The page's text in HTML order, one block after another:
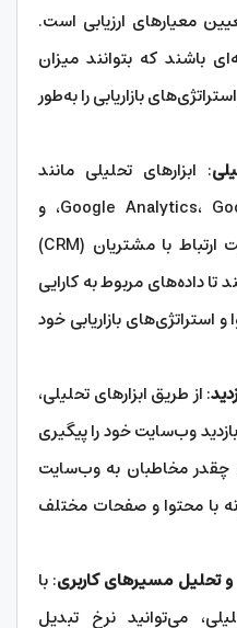
معیارهای ارزیابی است.
باشند که بتوانند میزان
بازاریابی را به‌طور
: ابزارهای تحلیلی مانند
Google Analytics، Google Search Console، و
همچنین ابزارهای مدیریت ارتباط با مشتریان (CRM)
داده‌های مربوط به کارایی
بازاریابی خود
: از طریق ابزارهای تحلیلی،
وب‌سایت خود را پیگیری
مخاطبان به وب‌سایت
با محتوا و صفحات مختلف
و تحلیل مسیرهای کاربری: با
می‌توانید نرخ تبدیل